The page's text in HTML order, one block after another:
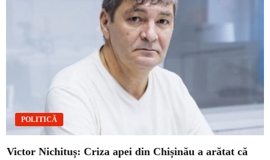
POLITICĂ
Victor Nichituș: Criza apei din Chișinău a arătat că